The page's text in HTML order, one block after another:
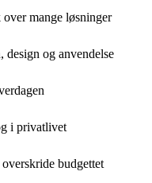
mange løsninger
og anvendelse
i privatlivet
budgettet